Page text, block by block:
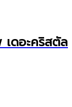
ดอะคริสตัล